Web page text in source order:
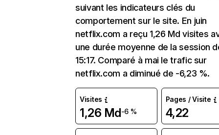
suivant les indicateurs clés du
comportement sur le site. En juin
netflix.com a reçu 1,26 Md visites
une durée moyenne de la session
15:17. Comparé à mai le trafic sur
netflix.com a diminué de -6,23 %.
Visites
1,26 Md-6 %
Pages / Visite
4,22